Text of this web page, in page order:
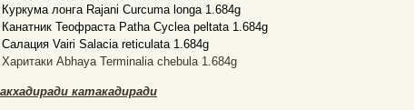
Куркума лонга Rajani Curcuma longa 1.684g
Канатник Теофраста Patha Cyclea peltata 1.684g
Салация Vairi Salacia reticulata 1.684g
Харитаки Abhaya Terminalia chebula 1.684g
катакадиради